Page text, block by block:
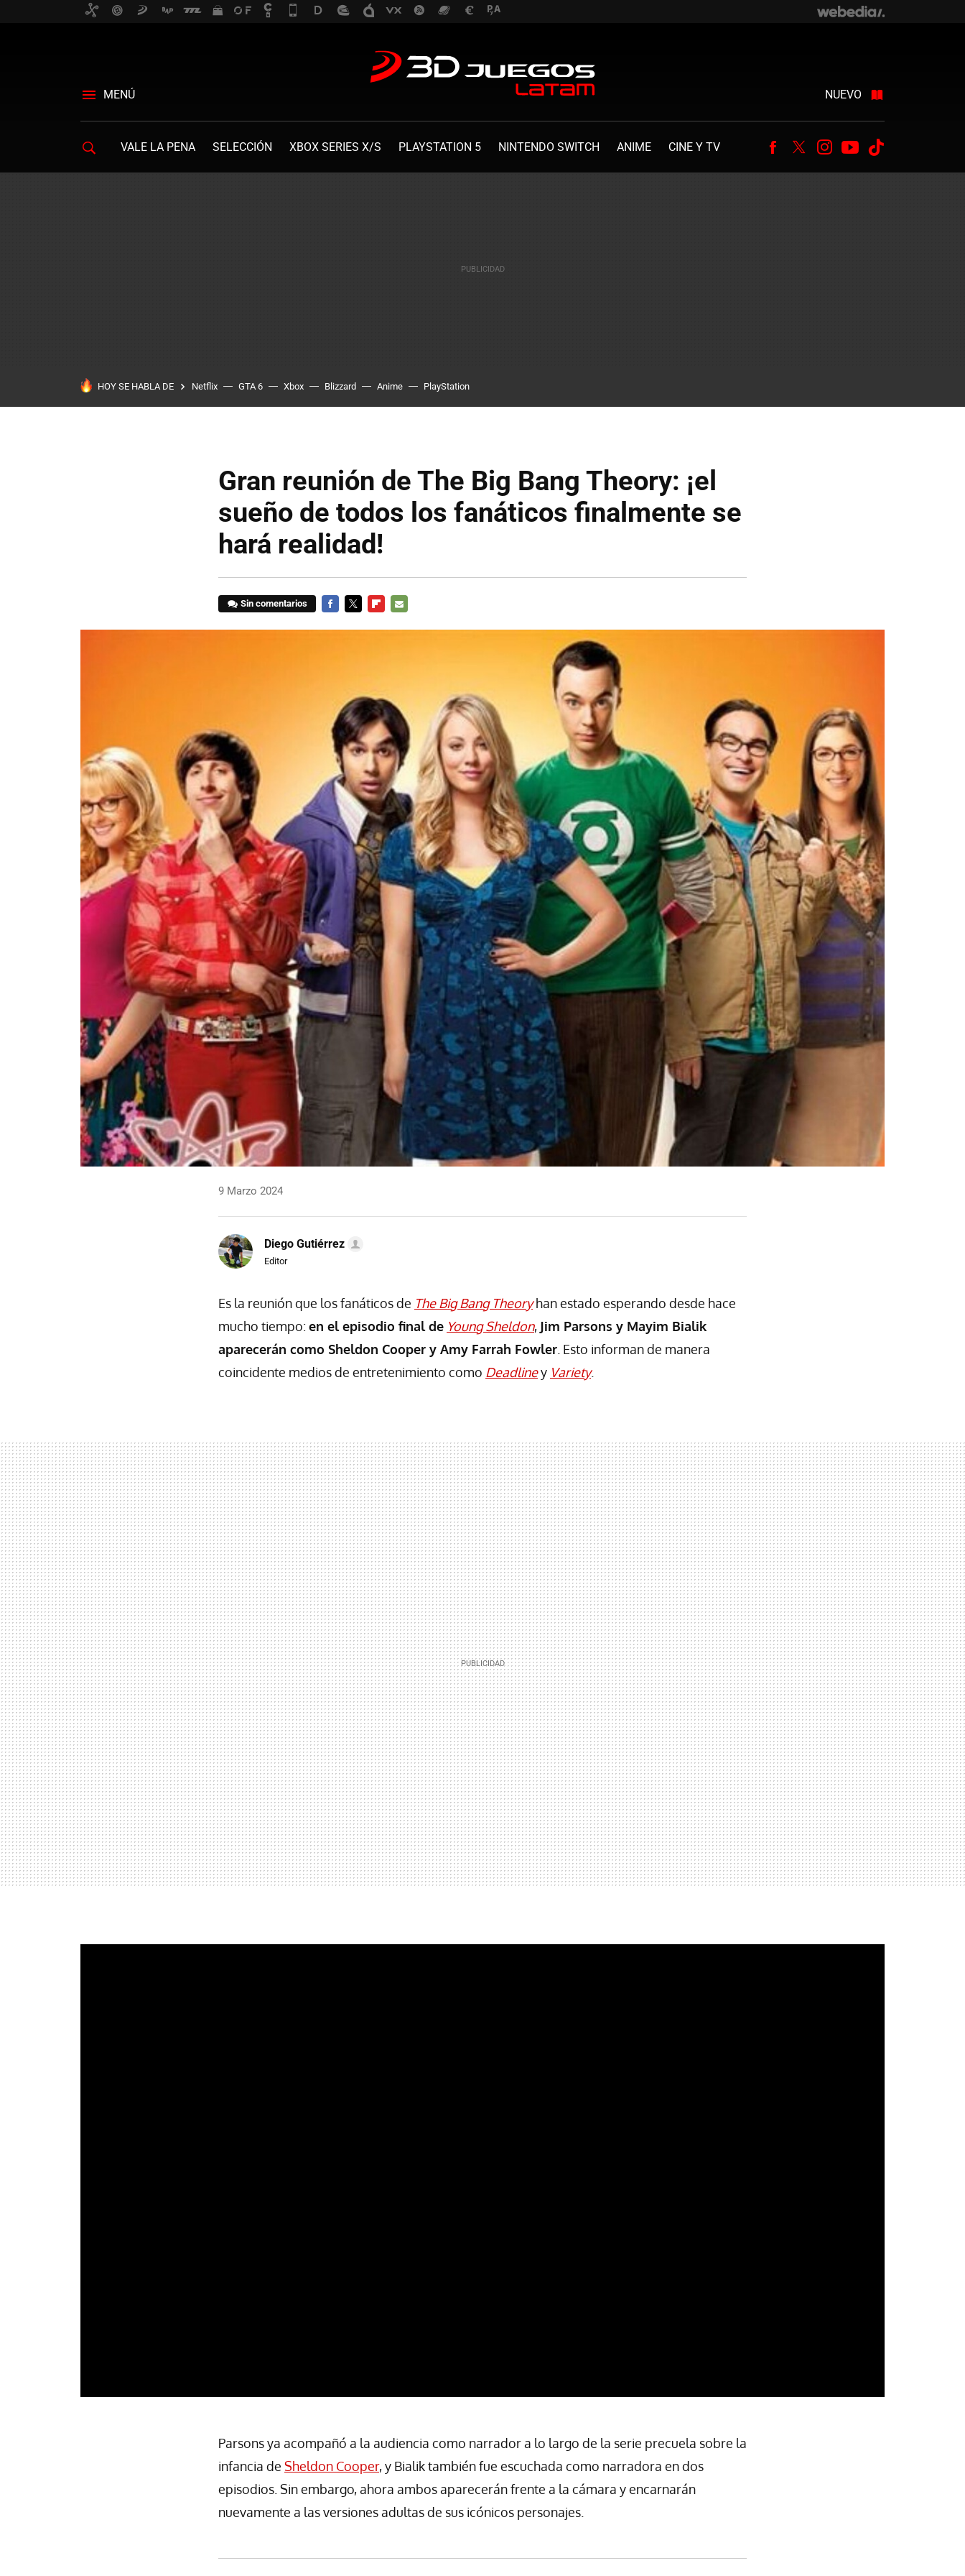
MENÚ NUEVO
VALE LA PENA SELECCIÓN XBOX SERIES X/S PLAYSTATION 5 NINTENDO SWITCH ANIME CINE Y TV Facebook
TwitterInstagram
Youtube
HOY SE HABLA DE Netflix GTA 6 Xbox Blizzard Anime PlayStation
Gran reunión de The Big Bang Theory: ¡el
sueño de todos los fanáticos finalmente se
hará realidad!
Sin comentarios
9 Marzo 2024
Diego Gutiérrez
Editor
Es la reunión que los fanáticos de The Big Bang Theoryhan estado esperando desde hace
mucho tiempo: en el episodio final de Young Sheldon, Jim Parsons y Mayim Bialik
aparecerán como Sheldon Cooper y Amy Farrah Fowler . Esto informan de manera
coincidente medios de entretenimiento como Deadliney Variety.
Parsons ya acompañó a la audiencia como narrador a lo largo de la serie precuela sobre la
infancia de Sheldon Cooper, y Bialik también fue escuchada como narradora en dos
episodios. Sin embargo, ahora ambos aparecerán frente a la cámara y encarnarán
nuevamente a las versiones adultas de sus icónicos personajes.